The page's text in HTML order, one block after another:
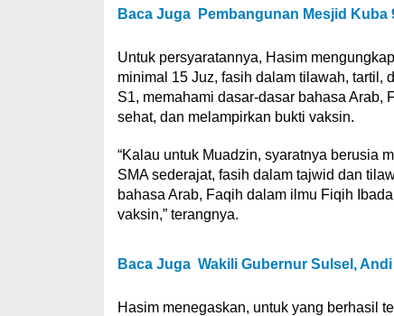
Baca Juga Pembangunan Mesjid
Untuk persyaratannya, Hasim
minimal 15 Juz, fasih dalam tilawah, tartil,
S1, memahami dasar-dasar bahasa Arab,
sehat, dan melampirkan bukti vaksin.
“Kalau untuk Muadzin, syaratnya berusia
SMA sederajat, fasih dalam tajwid dan
bahasa Arab, Faqih dalam ilmu Fiqih
vaksin,” terangnya.
Baca Juga Wakili Gubernur Sulsel,
Hasim menegaskan, untuk yang berhasil